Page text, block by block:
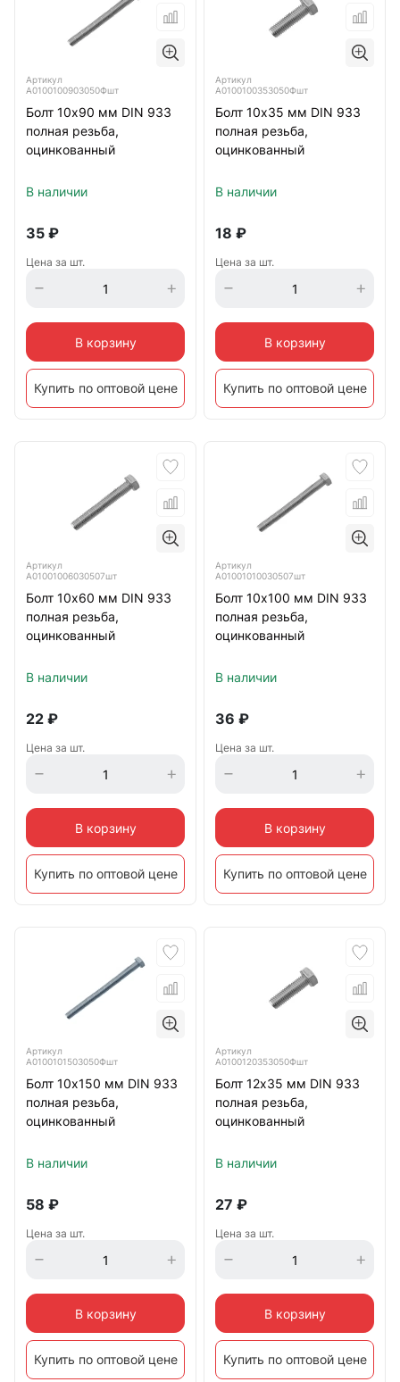
Артикул
А0100100903050Фшт
Болт 10х90 мм DIN 933
полная резьба,
оцинкованный
В наличии
35 ₽
Цена за шт.
В корзину
Купить по оптовой цене
Артикул
А0100100353050Фшт
Болт 10х35 мм DIN 933
полная резьба,
оцинкованный
В наличии
18 ₽
Цена за шт.
В корзину
Купить по оптовой цене
Артикул
А01001006030507шт
Болт 10х60 мм DIN 933
полная резьба,
оцинкованный
В наличии
22 ₽
Цена за шт.
В корзину
Купить по оптовой цене
Артикул
А01001010030507шт
Болт 10х100 мм DIN 933
полная резьба,
оцинкованный
В наличии
36 ₽
Цена за шт.
В корзину
Купить по оптовой цене
Артикул
А0100101503050Фшт
Болт 10х150 мм DIN 933
полная резьба,
оцинкованный
В наличии
58 ₽
Цена за шт.
В корзину
Купить по оптовой цене
Артикул
А0100120353050Фшт
Болт 12х35 мм DIN 933
полная резьба,
оцинкованный
В наличии
27 ₽
Цена за шт.
В корзину
Купить по оптовой цене